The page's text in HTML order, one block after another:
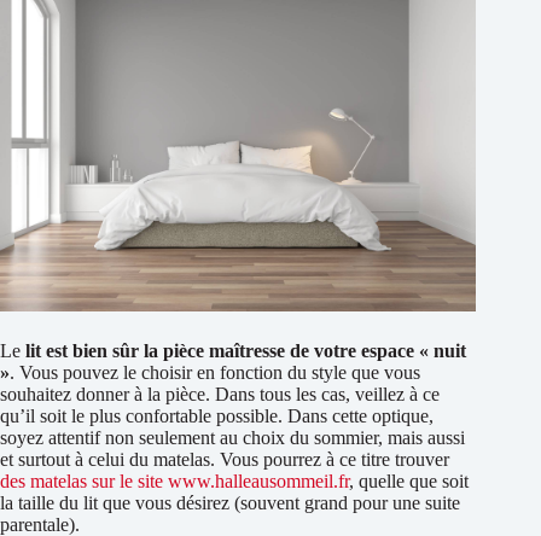
Le lit est bien sûr la pièce maîtresse de votre espace « nuit
». Vous pouvez le choisir en fonction du style que vous
souhaitez donner à la pièce. Dans tous les cas, veillez à ce
qu’il soit le plus confortable possible. Dans cette optique,
soyez attentif non seulement au choix du sommier, mais aussi
et surtout à celui du matelas. Vous pourrez à ce titre trouver
des matelas sur le site www.halleausommeil.fr, quelle que soit
la taille du lit que vous désirez (souvent grand pour une suite
parentale).